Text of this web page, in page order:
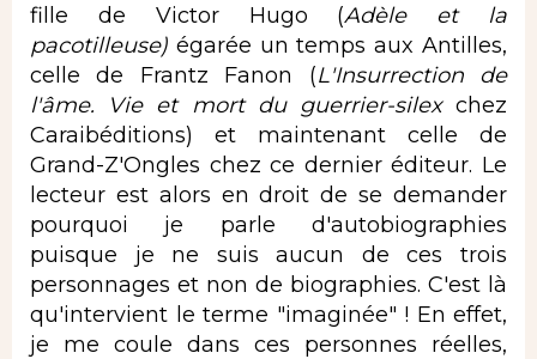
fille de Victor Hugo (Adèle et la
pacotilleuse) égarée un temps aux Antilles,
celle de Frantz Fanon (L'Insurrection de
l'âme. Vie et mort du guerrier-silexchez
Caraibéditions) et maintenant celle de
Grand-Z'Ongles chez ce dernier éditeur. Le
lecteur est alors en droit de se demander
pourquoi je parle d'autobiographies
puisque je ne suis aucun de ces trois
personnages et non de biographies. C'est là
qu'intervient le terme "imaginée" ! En effet,
je me coule dans ces personnes réelles,